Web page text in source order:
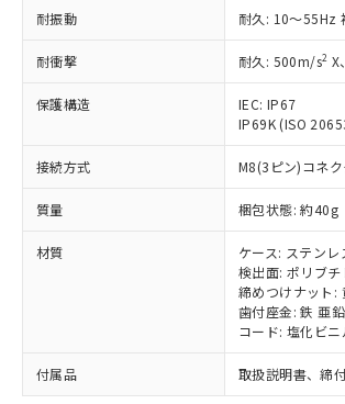
耐振動 耐久: 10～55Hz
耐衝撃 耐久: 500m/s2 X
保護構造
IEC: IP67
IP69K (ISO
接続方式 M8(3ピン)コネ
質量 梱包状態: 約40g
材質
ケース: ステンレ
検出面: ポリブ
締めつけナット:
歯付座金: 鉄 亜
コード: 塩化ビニ
付属品 取扱説明書、締
タに基づき作成されるもので
覧された時点での実際の在庫
準価格とは異なる場合がある
正式な納期状況および標準価
様のお取引先、またはお客様
ムロン制御機器販売店・当社
ご相談ください。
オムロン制御機器販売店や当
販売ネットワーク
」
在庫状況および標準価格結果
事前の承諾なく第三者に漏洩
示しないようお願いします。
マイパーツ機能（部品リスト
ビス）をご利用いただくには
メンバーズにご登録されてい
*EU RoHS指令（10物質）：
鉛(Pb) 1000ppm以下、 水銀(Hg) 1000ppm
ミウム(Cd) 100ppm以下、
六価クロム(Cr(Ⅵ)) 1000ppm以下、ポリ臭化
ル) (DEHP)(別名：DOP) 1000ppm以下、フタ
ルベンジル（BBP） 1000ppm以下、フタル
（DBP） 1000ppm以下、フタル酸ジイソ
(DIBP) 1000ppm以下
但し、RoHS指令で産業用監視および制御機
フタル酸エステル類の４物質については閾値
部品在庫の切り替え状況などによ
月が前後することがあります。
Cr(Ⅵ)(六価クロム) : 1000ppm、 PBBs(ポリ
ニル類) : 1000ppm、 PBDEs(ポリ臭化ジフェ
ル類) : 1000ppm、
DBP(フタル酸ジブチル) : 1000ppm、 DIBP(
イソブチル) : 1000ppm、 BBP(フタル酸ブチ
ル) : 1000ppm、
DEHP(フタル酸ビス(2-エチルヘキシル)) :
※2 環境保護使用期限
「ｅ」：有害物質（10物質）のす
準値以下であることを示します。
「10」：通常の使用状況下におい
質が外部に漏えいし、環境に深刻
及ぼさない年数を意味します。
または国外への提供する場合
国政府の輸出許可(または役
可)を取得するなどの必要な
当社は規制貨物を破棄する場
全に破砕するなど、違法に輸
当社は貴社製品を、核兵器、
ル、化学兵器、生物兵器また
武器並びにこれらの製造装置
使用いたしません。
当社は、貴社製品を第三者に
場合は、上記1、2および3の
該第三者に通知します。また
販売先および販売に係わる関
法に輸出するおそれがある場
り引きをいたしません。
一定数以上の在庫あり
一定数には満たないが在
在庫なし(最新の在庫状況
いては、お客様のお取引
たはお客様担当のオムロ
機器販売店・当社販売員
認ください)
受注生産機種、また在庫
情報を公開していない機